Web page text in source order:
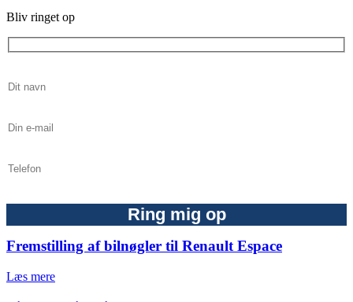
Bliv ringet op
Fremstilling af bilnøgler til Renault Espace
Læs mere